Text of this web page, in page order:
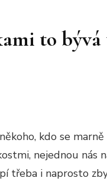
to bývá
kdo se
nejednou nás
třeba i naprosto